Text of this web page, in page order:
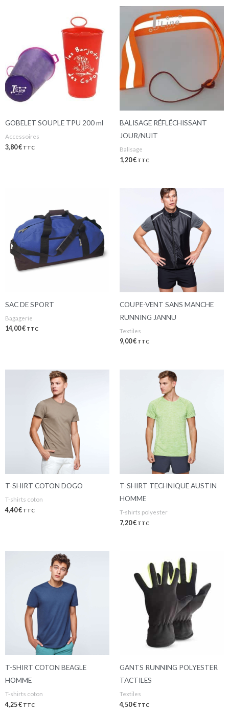
GOBELET SOUPLE TPU 200 ml
Accessoires
3,80€ TTC
BALISAGE RÉFLÉCHISSANT
JOUR/NUIT
Balisage
1,20€ TTC
SAC DE SPORT
Bagagerie
14,00€ TTC
COUPE-VENT SANS MANCHE
RUNNING JANNU
Textiles
9,00€ TTC
T-SHIRT COTON DOGO
T-shirts coton
4,40€ TTC
T-SHIRT TECHNIQUE AUSTIN
HOMME
T-shirts polyester
7,20€ TTC
T-SHIRT COTON BEAGLE
HOMME
T-shirts coton
4,25€ TTC
GANTS RUNNING POLYESTER
TACTILES
Textiles
4,50€ TTC